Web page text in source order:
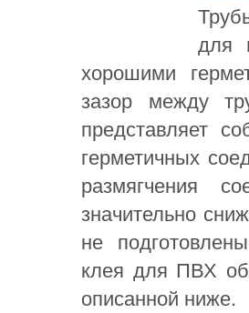
для
хорошими
зазор между
представляет
герметичных
размягчения
значительно
не
клея для ПВХ
описанной ниже.